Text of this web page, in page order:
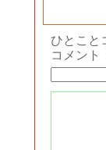
ひとこと
コメント